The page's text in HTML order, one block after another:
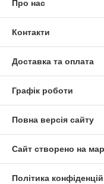
Про нас
Контакти
Доставка та оплата
Графік роботи
Повна версія сайту
Сайт створено на
Політика